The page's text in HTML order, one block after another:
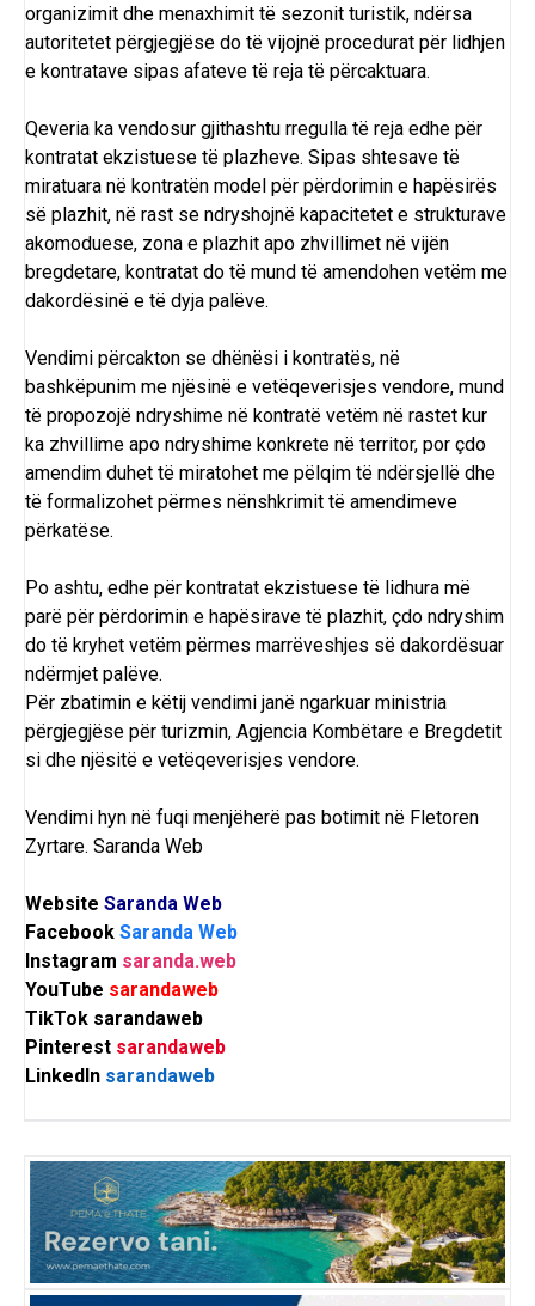
organizimit dhe menaxhimit të sezonit turistik, ndërsa
autoritetet përgjegjëse do të vijojnë procedurat për lidhjen
e kontratave sipas afateve të reja të përcaktuara.
Qeveria ka vendosur gjithashtu rregulla të reja edhe për
kontratat ekzistuese të plazheve. Sipas shtesave të
miratuara në kontratën model për përdorimin e hapësirës
së plazhit, në rast se ndryshojnë kapacitetet e strukturave
akomoduese, zona e plazhit apo zhvillimet në vijën
bregdetare, kontratat do të mund të amendohen vetëm me
dakordësinë e të dyja palëve.
Vendimi përcakton se dhënësi i kontratës, në
bashkëpunim me njësinë e vetëqeverisjes vendore, mund
të propozojë ndryshime në kontratë vetëm në rastet kur
ka zhvillime apo ndryshime konkrete në territor, por çdo
amendim duhet të miratohet me pëlqim të ndërsjellë dhe
të formalizohet përmes nënshkrimit të amendimeve
përkatëse.
Po ashtu, edhe për kontratat ekzistuese të lidhura më
parë për përdorimin e hapësirave të plazhit, çdo ndryshim
do të kryhet vetëm përmes marrëveshjes së dakordësuar
ndërmjet palëve.
Për zbatimin e këtij vendimi janë ngarkuar ministria
përgjegjëse për turizmin, Agjencia Kombëtare e Bregdetit
si dhe njësitë e vetëqeverisjes vendore.
Vendimi hyn në fuqi menjëherë pas botimit në Fletoren
Zyrtare. Saranda Web
Website Saranda Web
Facebook Saranda Web
Instagram saranda.web
YouTube sarandaweb
TikTok sarandaweb
Pinterest sarandaweb
LinkedIn sarandaweb